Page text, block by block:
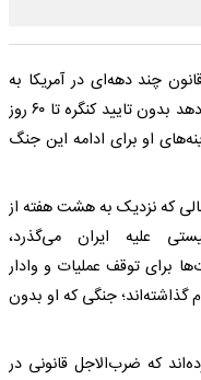
چند دهه‌ای در آمریکا به
«دونالد ترامپ» رئیس‌جمهور آمریکا اجازه می‌دهد بدون تایید کنگره تا ۶۰ روز
او برای ادامه این جنگ
که نزدیک به هشت هفته از
علیه ایران می‌گذرد،
برای توقف عملیات و وادار
گذاشته‌اند؛ جنگی که او بدون
که ضرب‌الاجل قانونی در